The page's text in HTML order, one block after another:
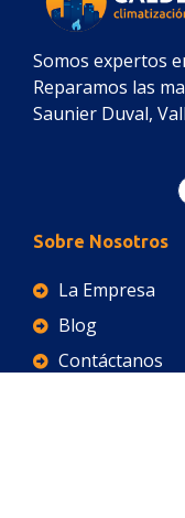
Somos expertos
Reparamos las
Saunier Duval,
Sobre Nosotros
La Empresa
Blog
Contáctanos